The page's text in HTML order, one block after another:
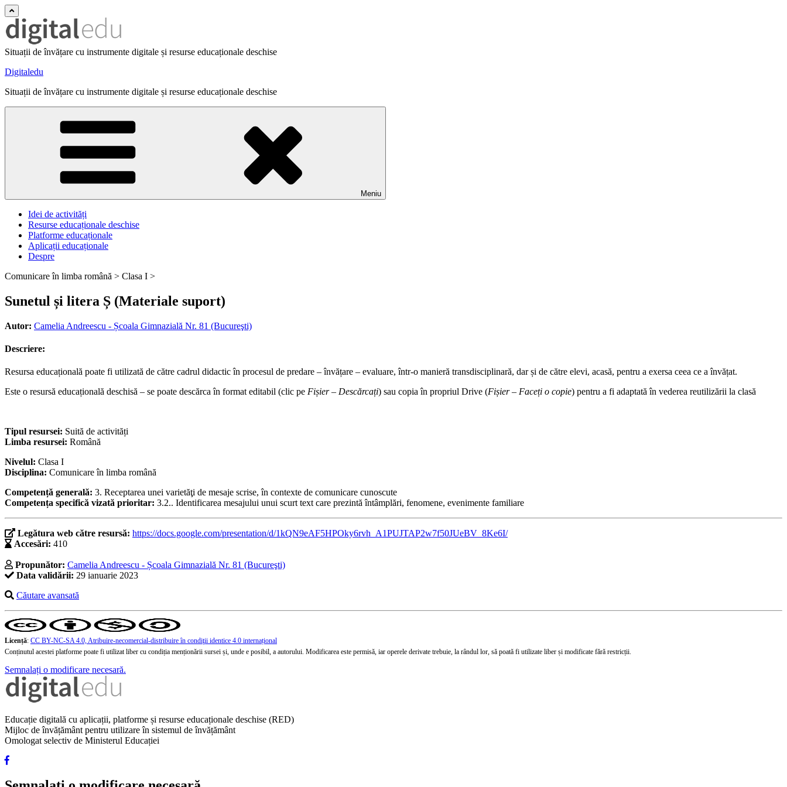
Situații de învățare cu instrumente digitale și resurse educaționale deschise
Digitaledu
Situații de învățare cu instrumente digitale și resurse educaționale deschise
Meniu
Idei de activități
Resurse educaționale deschise
Platforme educaționale
Aplicații educaționale
Despre
Comunicare în limba română > Clasa I >
Sunetul și litera Ș (Materiale suport)
Autor: Camelia Andreescu - Școala Gimnazială Nr. 81 (Bucureşti)
Descriere:
Resursa educațională poate fi utilizată de către cadrul didactic în procesul de predare – învățare – evaluare, într-o manieră transdisciplinară, dar și de către elevi, acasă, pentru a exersa ceea ce a învățat.
Este o resursă educațională deschisă – se poate descărca în format editabil (clic pe Fișier – Descărcați) sau copia în propriul Drive (Fișier – Faceți o copie) pentru a fi adaptată în vederea reutilizării la clasă
Tipul resursei: Suită de activități
Limba resursei: Română
Nivelul: Clasa I
Disciplina: Comunicare în limba română
Competență generală: 3. Receptarea unei varietăţi de mesaje scrise, în contexte de comunicare cunoscute
Competența specifică vizată prioritar: 3.2.. Identificarea mesajului unui scurt text care prezintă întâmplări, fenomene, evenimente familiare
Legătura web către resursă: https://docs.google.com/presentation/d/1kQN9eAF5HPOky6rvh_A1PUJTAP2w7f50JUeBV_8Ke6I/
Accesări: 410
Propunător: Camelia Andreescu - Școala Gimnazială Nr. 81 (Bucureşti)
Data validării: 29 ianuarie 2023
Căutare avansată
Licență: CC BY-NC-SA 4.0, Atribuire-necomercial-distribuire în condiţii identice 4.0 internațional
Conținutul acestei platforme poate fi utilizat liber cu condiția menționării sursei și, unde e posibil, a autorului. Modificarea este permisă, iar operele derivate trebuie, la rândul lor, să poată fi utilizate liber și modificate fără restricții.
Semnalați o modificare necesară.
Educație digitală cu aplicații, platforme și resurse educaționale deschise (RED)
Mijloc de învățământ pentru utilizare în sistemul de învățământ
Omologat selectiv de Ministerul Educației